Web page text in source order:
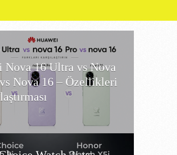
Nova 16 Ultra vs Nova
Nova 16 – Özellikleri